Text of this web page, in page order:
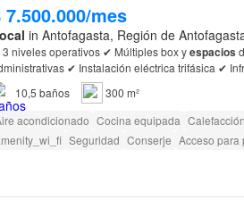
7.500.000/mes
in Antofagasta, Región de
niveles operativos ✔ Múltiples box yespacios
✔ Instalación eléctrica trifásica ✔
Salud Ideal para clínicas, centros médicos,
10,5 baños
300 m²
acondicionado Cocina equipada Calefacción
Seguridad Conserje Acceso para